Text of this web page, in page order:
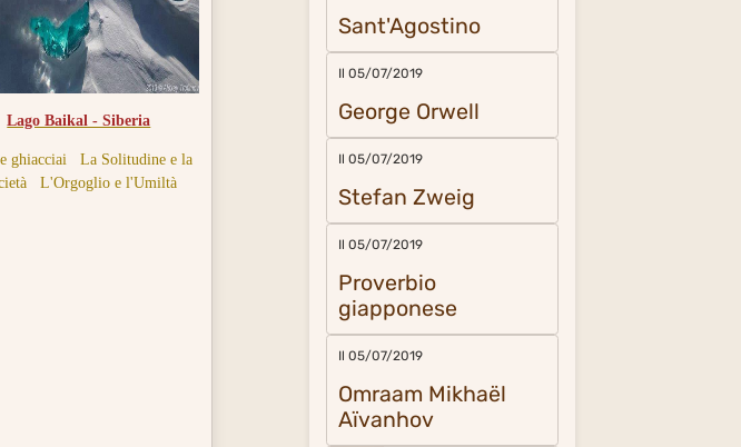
Lago Baikal - Siberia
ghiacciai
La Solitudine e la
L'Orgoglio e l'Umiltà
Sant'Agostino
Il 05/07/2019
George Orwell
Il 05/07/2019
Stefan Zweig
Il 05/07/2019
Proverbio
giapponese
Il 05/07/2019
Omraam Mikhaël
Aïvanhov